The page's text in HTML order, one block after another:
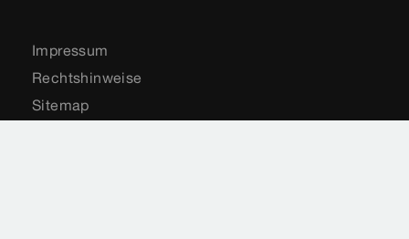
Impressum
Rechtshinweise
Sitemap